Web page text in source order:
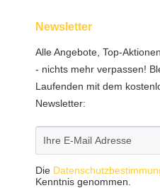
Newsletter
Alle Angebote, Top-
- nichts mehr verpassen!
Laufenden mit dem
Newsletter:
Die
Kenntnis genommen.